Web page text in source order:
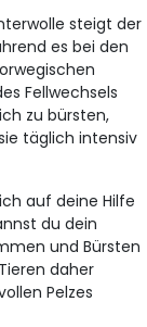
steigt der
es bei den
Fellwechsels
zu bürsten,
täglich intensiv
auf deine Hilfe
du dein
und Bürsten
daher
Pelzes